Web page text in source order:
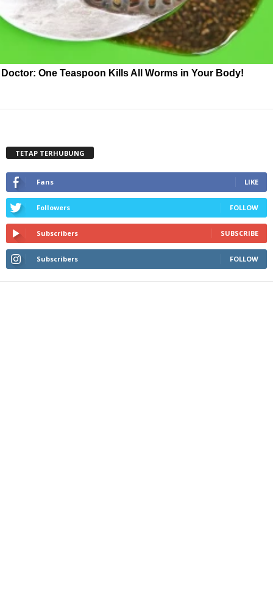
Doctor: One Teaspoon Kills All Worms in Your Body!
TETAP TERHUBUNG
Fans LIKE
Followers FOLLOW
Subscribers SUBSCRIBE
Subscribers FOLLOW